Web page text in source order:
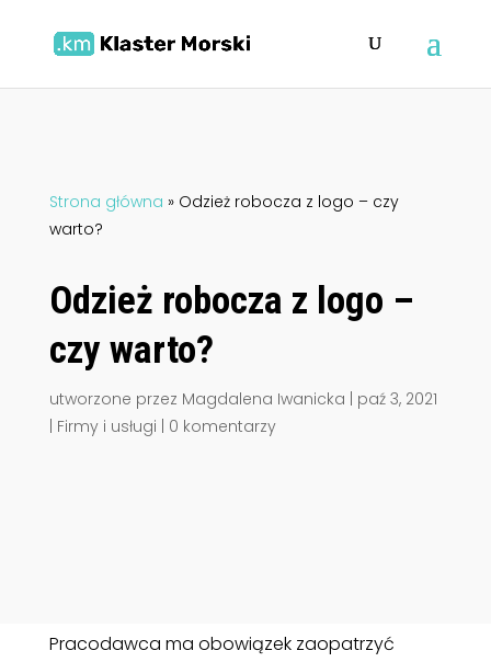
Strona główna » Odzież robocza z logo – czy
warto?
Odzież robocza z logo –
czy warto?
utworzone przez Magdalena Iwanicka
paź 3, 2021
Firmy i usługi 0 komentarzy
Pracodawca ma obowiązek zaopatrzyć